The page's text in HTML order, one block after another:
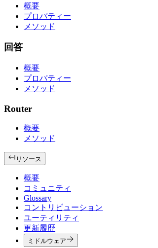
概要
プロパティー
メソッド
回答
概要
プロパティー
メソッド
Router
概要
メソッド
リソース
概要
コミュニティ
Glossary
コントリビューション
ユーティリティ
更新履歴
ミドルウェア